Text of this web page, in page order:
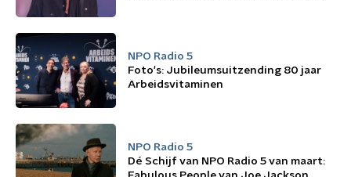
NPO Radio 5
Foto's: Jubileumsuitzending 80 jaar
Arbeidsvitaminen
NPO Radio 5
Dé Schijf van NPO Radio 5 van maart: